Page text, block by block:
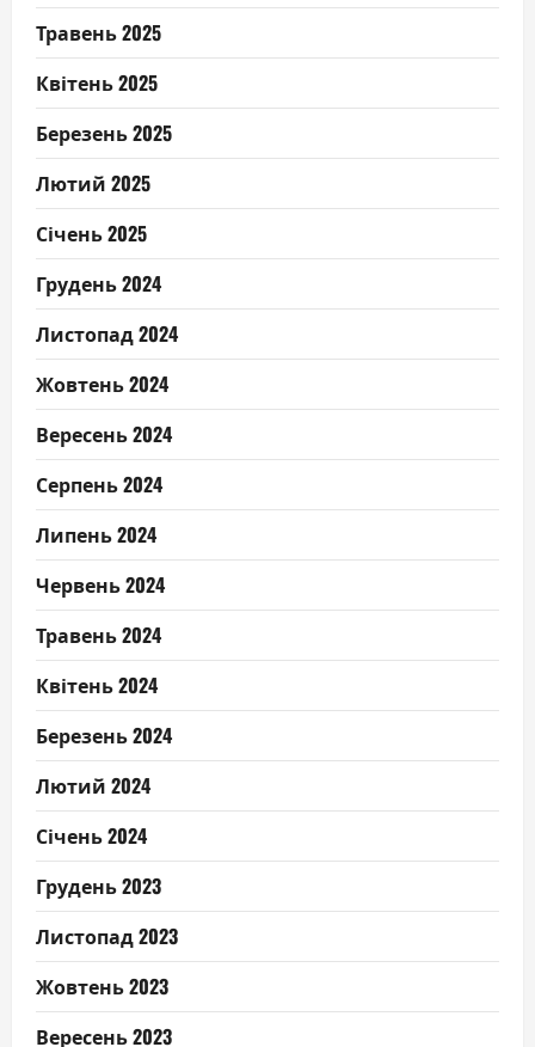
Травень 2025
Квітень 2025
Березень 2025
Лютий 2025
Січень 2025
Грудень 2024
Листопад 2024
Жовтень 2024
Вересень 2024
Серпень 2024
Липень 2024
Червень 2024
Травень 2024
Квітень 2024
Березень 2024
Лютий 2024
Січень 2024
Грудень 2023
Листопад 2023
Жовтень 2023
Вересень 2023